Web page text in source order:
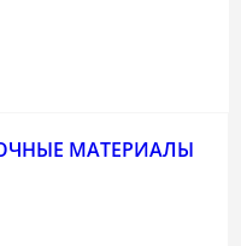
МАТЕРИАЛЫ